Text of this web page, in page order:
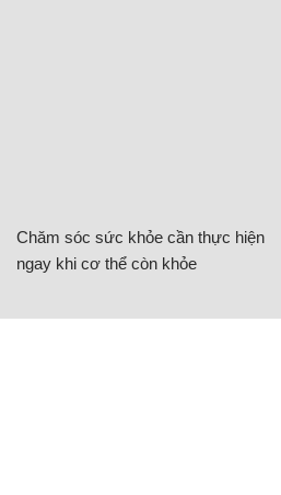
Chăm sóc sức khỏe cần thực hiện
ngay khi cơ thể còn khỏe